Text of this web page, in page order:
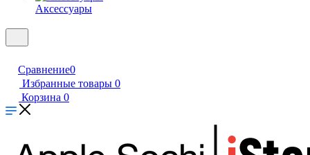
Аксессуары
Сравнение0
Избранные товары 0
Корзина 0